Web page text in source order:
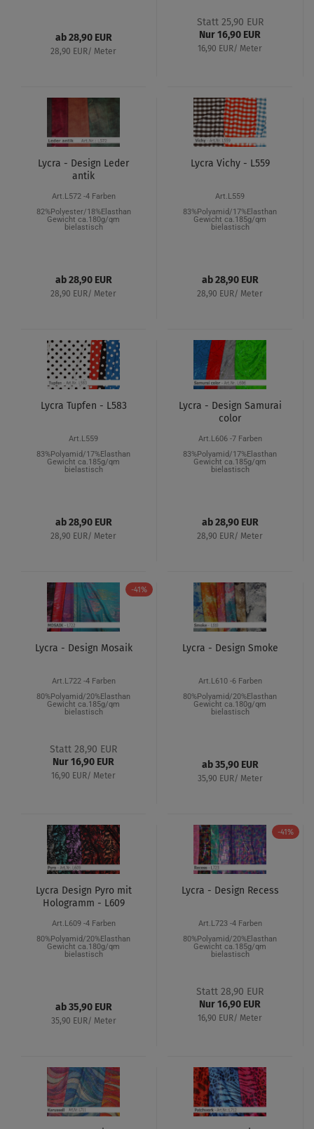
ab 28,90 EUR
28,90 EUR/ Meter
Statt 25,90 EUR
Nur 16,90 EUR
16,90 EUR/ Meter
Lycra - Design Leder
antik
Art.L572 -4 Farben
82%Polyester/18%Elasthan
Gewicht ca.180g/qm
bielastisch
ab 28,90 EUR
28,90 EUR/ Meter
Lycra Vichy - L559
Art.L559
83%Polyamid/17%Elasthan
Gewicht ca.185g/qm
bielastisch
ab 28,90 EUR
28,90 EUR/ Meter
Lycra Tupfen - L583
Art.L559
83%Polyamid/17%Elasthan
Gewicht ca.185g/qm
bielastisch
ab 28,90 EUR
28,90 EUR/ Meter
Lycra - Design Samurai
color
Art.L606 -7 Farben
83%Polyamid/17%Elasthan
Gewicht ca.185g/qm
bielastisch
ab 28,90 EUR
28,90 EUR/ Meter
-41%
Lycra - Design Mosaik
Art.L722 -4 Farben
80%Polyamid/20%Elasthan
Gewicht ca.185g/qm
bielastisch
Statt 28,90 EUR
Nur 16,90 EUR
16,90 EUR/ Meter
Lycra - Design Smoke
Art.L610 -6 Farben
80%Polyamid/20%Elasthan
Gewicht ca.180g/qm
bielastisch
ab 35,90 EUR
35,90 EUR/ Meter
Lycra Design Pyro mit
Hologramm - L609
Art.L609 -4 Farben
80%Polyamid/20%Elasthan
Gewicht ca.180g/qm
bielastisch
ab 35,90 EUR
35,90 EUR/ Meter
-41%
Lycra - Design Recess
Art.L723 -4 Farben
80%Polyamid/20%Elasthan
Gewicht ca.185g/qm
bielastisch
Statt 28,90 EUR
Nur 16,90 EUR
16,90 EUR/ Meter